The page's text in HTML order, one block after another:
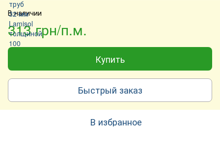
В наличии
313 грн/п.м.
Купить
Быстрый заказ
В избранное